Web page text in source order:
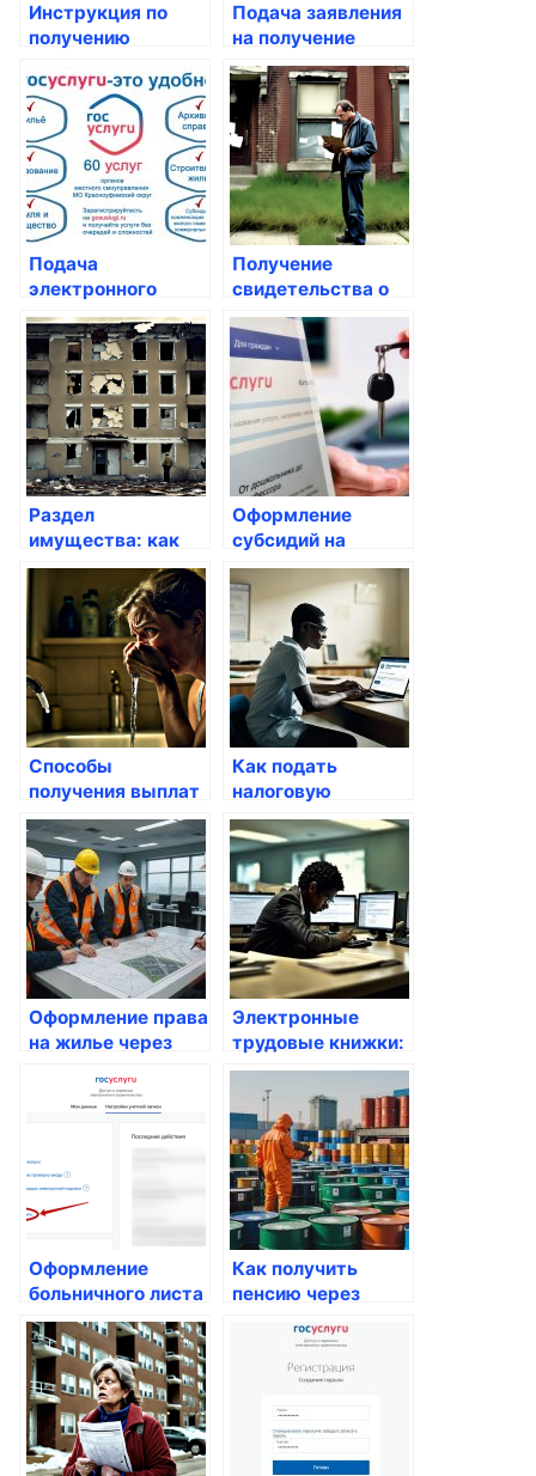
Инструкция по
получению
субсидий на жилье
Подача заявления
на получение
дополнительного
лечения
Подача
электронного
заявления на
справки о
состоянии
здоровья
Получение
свидетельства о
рождении ребенка
онлайн
Раздел
имущества: как
оформить через
Госуслуги
Оформление
субсидий на
оплату
коммунальных
услуг:
путеводитель для
россиян
Способы
получения выплат
из ФСС через
Госуслуги
Как подать
налоговую
декларацию через
Госуслуги
Оформление права
на жилье через
Электронные
трудовые книжки:
как получить
через Госуслуги
Оформление
больничного листа
online
Как получить
пенсию через
портал Госуслуги